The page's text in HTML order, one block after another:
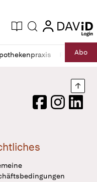
Ausgabe
Suche login
login
RechtAbo
FacebookInstagram